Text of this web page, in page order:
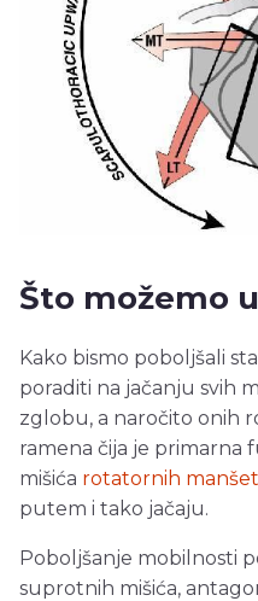
Što možemo
Kako bismo poboljšali
poraditi na jačanju svih
zglobu, a naročito onih
ramena čija je primarna
mišića rotatornih
putem i tako jačaju.
Poboljšanje mobilnosti
suprotnih mišića,